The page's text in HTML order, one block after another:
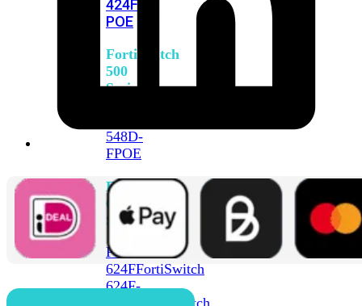
424F-
POE
FortiSwitch
500
Series
548D-
FPOE
FortiSwitch
600
Series
FortiSwitch
624FFortiSwitch
624F-
FortiSwitch